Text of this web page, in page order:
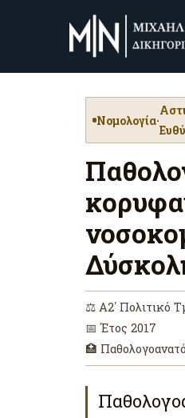
Νομολογία·
⚖ Α2΄ Πολιτικό
📅 Έτος 2017
🏥